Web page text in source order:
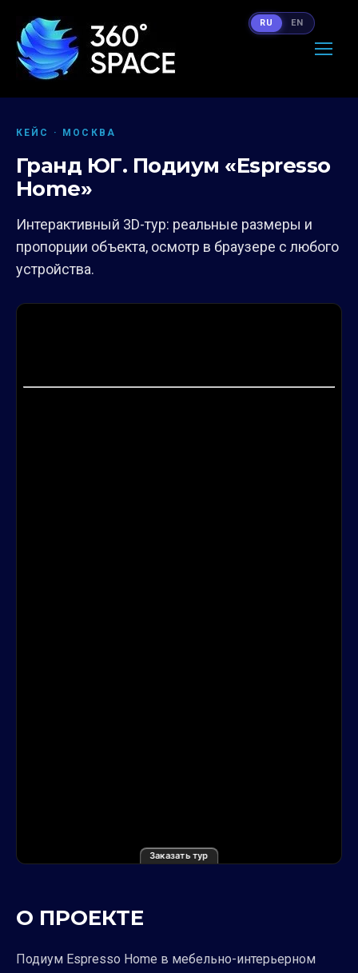
КЕЙС · МОСКВА
Гранд ЮГ. Подиум «Espresso
Home»
Интерактивный 3D-тур: реальные размеры и
пропорции объекта, осмотр в браузере с любого
устройства.
Заказать тур
О ПРОЕКТЕ
Подиум Espresso Home в мебельно-интерьерном
RU EN